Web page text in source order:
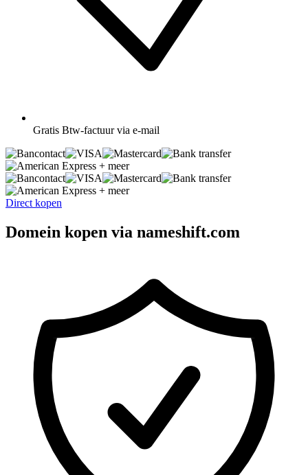
Gratis Btw-factuur via e-mail
+ meer
+ meer
Direct kopen
Domein kopen via nameshift.com